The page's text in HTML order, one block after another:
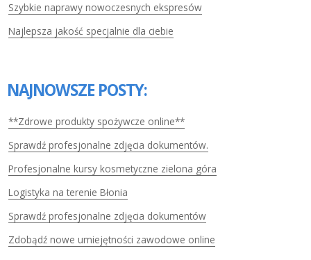
Szybkie naprawy nowoczesnych ekspresów
Najlepsza jakość specjalnie dla ciebie
NAJNOWSZE POSTY:
**Zdrowe produkty spożywcze online**
Sprawdź profesjonalne zdjęcia dokumentów.
Profesjonalne kursy kosmetyczne zielona góra
Logistyka na terenie Błonia
Sprawdź profesjonalne zdjęcia dokumentów
Zdobądź nowe umiejętności zawodowe online